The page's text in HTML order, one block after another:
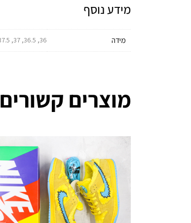
מידע נוסף
מידה 36, 36.5, 37, 37.5, 38, 38.5, 39, 39.5, 40, 40.5, 41, 41.5, 42, 42.5, 43, 43.5, 44, 44.5, 45, 45.5, 46
מוצרים קשורים